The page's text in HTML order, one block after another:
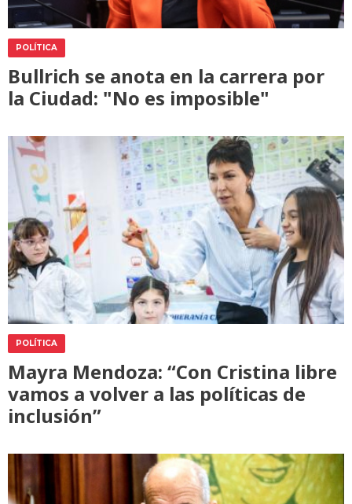
POLÍTICA
Bullrich se anota en la carrera por
la Ciudad: "No es imposible"
POLÍTICA
Mayra Mendoza: “Con Cristina libre
vamos a volver a las políticas de
inclusión”